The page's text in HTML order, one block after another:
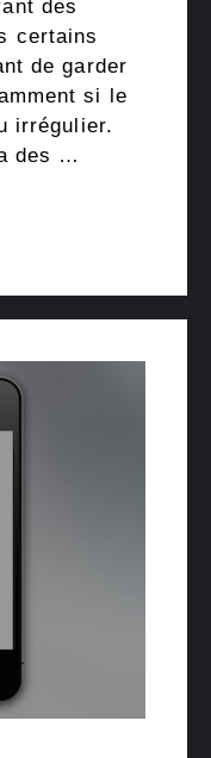
des
certains
de garder
si le
irrégulier.
des …